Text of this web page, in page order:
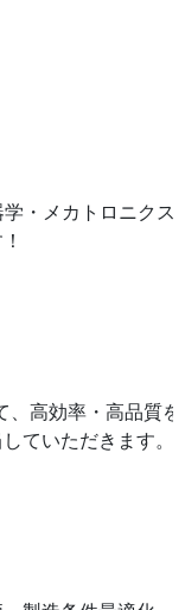
・メカトロニクス
、高効率・高品質
ていただきます。